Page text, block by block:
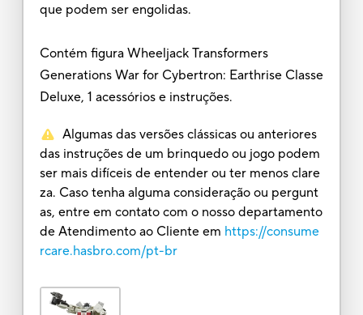
que podem ser engolidas.
Contém figura Wheeljack Transformers
Generations War for Cybertron: Earthrise Classe
Deluxe, 1 acessórios e instruções.
Algumas das versões clássicas ou anteriores
das instruções de um brinquedo ou jogo podem
ser mais difíceis de entender ou ter menos clare
za. Caso tenha alguma consideração ou pergunt
as, entre em contato com o nosso departamento
de Atendimento ao Cliente em https://consume
rcare.hasbro.com/pt-br